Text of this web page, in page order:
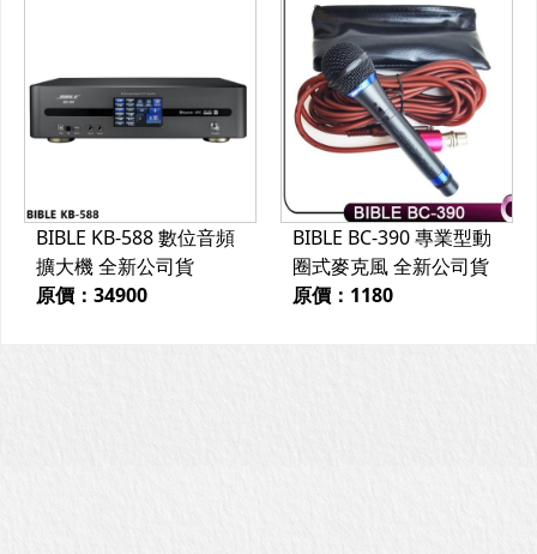
BIBLE KB-588 數位音頻
擴大機 全新公司貨
原價：34900
BIBLE BC-390 專業型動
圈式麥克風 全新公司貨
原價：1180